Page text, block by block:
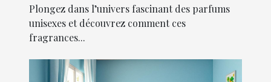
Plongez dans l’univers fascinant des parfums
unisexes et découvrez comment ces
fragrances...